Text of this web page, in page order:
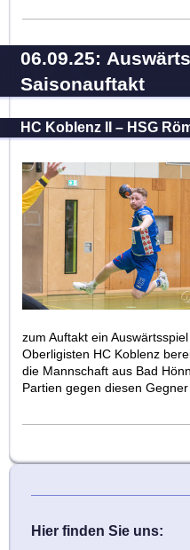
06.09.25:
Saisonauftakt
HC Koblenz II – HSG
zum Auftakt ein
Oberligisten HC Koblenz
die Mannschaft aus Bad
Partien gegen diesen
Hier finden Sie uns: